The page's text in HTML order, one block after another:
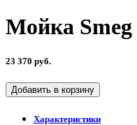
Мойка
23 370 руб.
Добавить в корзину
Характеристики